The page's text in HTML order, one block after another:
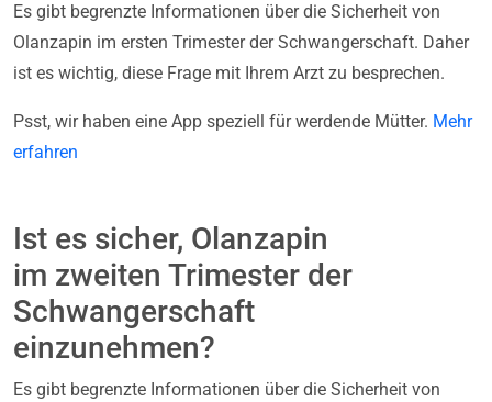
Es gibt begrenzte Informationen über die Sicherheit von
Olanzapin im ersten Trimester der Schwangerschaft. Daher
ist es wichtig, diese Frage mit Ihrem Arzt zu besprechen.
Psst, wir haben eine App speziell für werdende Mütter. Mehr
erfahren
Ist es sicher, Olanzapin
im zweiten Trimester der
Schwangerschaft
einzunehmen?
Es gibt begrenzte Informationen über die Sicherheit von